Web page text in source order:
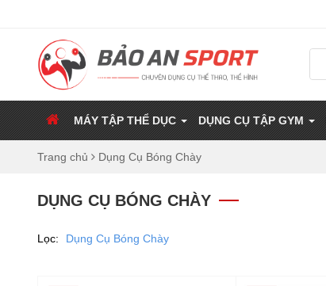
MÁY TẬP THỂ DỤC DỤNG CỤ TẬP GYM
Trang chủ Dụng Cụ Bóng Chày
DỤNG CỤ BÓNG CHÀY
Lọc: Dụng Cụ Bóng Chày